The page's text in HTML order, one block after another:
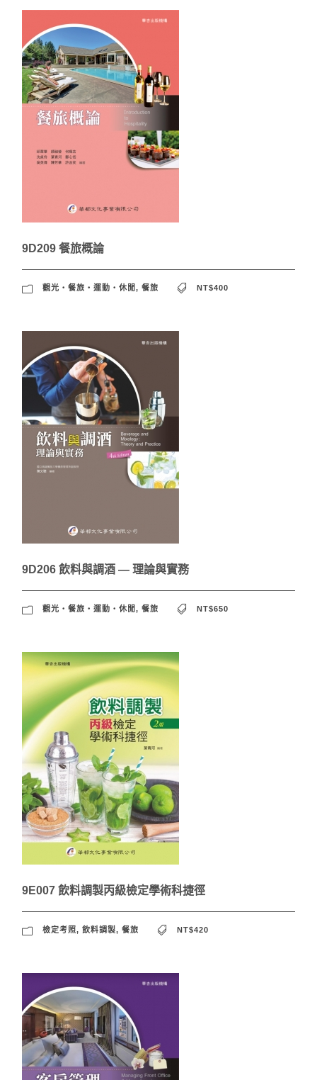
9D209 餐旅概論
觀光‧餐旅‧運動‧休閒 , 餐旅 NT$400
9D206 飲料與調酒 — 理論與實務
觀光‧餐旅‧運動‧休閒 , 餐旅 NT$650
9E007 飲料調製丙級檢定學術科捷徑
檢定考照, 飲料調製, 餐旅 NT$420